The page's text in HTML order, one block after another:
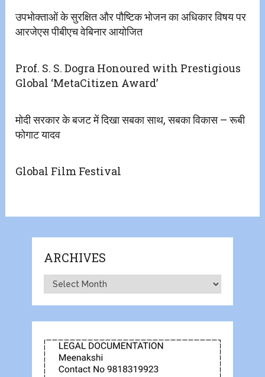
उपभोक्ताओं के सुरक्षित और पौष्टिक भोजन का अधिकार विषय पर
आरजेएस पीबीएच वेबिनार आयोजित
Prof. S. S. Dogra Honoured with Prestigious
Global ‘MetaCitizen Award’
मोदी सरकार के बजट में दिखा सबका साथ, सबका विकास – रूबी
फोगाट यादव
Global Film Festival
ARCHIVES
Archives